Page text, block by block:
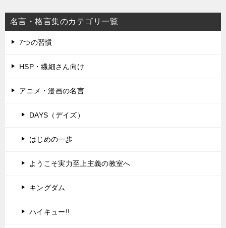
名言・格言集のカテゴリ一覧
7つの習慣
HSP・繊細さん向け
アニメ・漫画の名言
DAYS（デイズ）
はじめの一歩
ようこそ実力至上主義の教室へ
キングダム
ハイキュー!!